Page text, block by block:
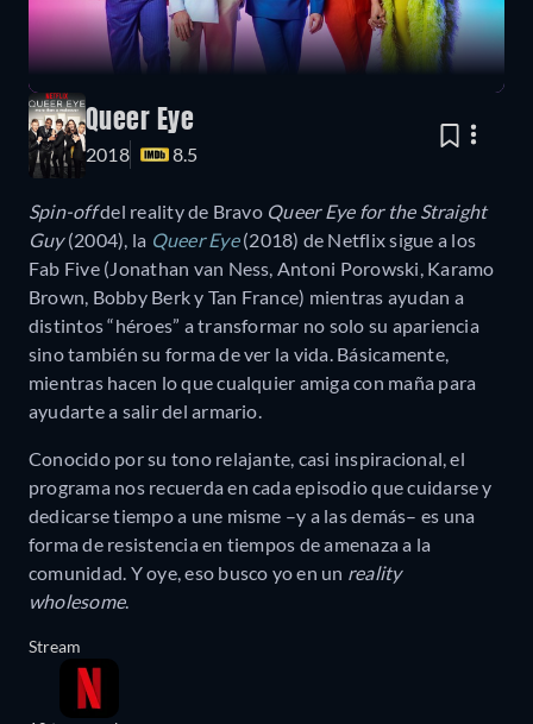
Queer Eye
2018 8.5
Spin-offdel reality de Bravo Queer Eye for the Straight
Guy(2004), la Queer Eye(2018) de Netflix sigue a los
Fab Five (Jonathan van Ness, Antoni Porowski, Karamo
Brown, Bobby Berk y Tan France) mientras ayudan a
distintos “héroes” a transformar no solo su apariencia
sino también su forma de ver la vida. Básicamente,
mientras hacen lo que cualquier amiga con maña para
ayudarte a salir del armario.
Conocido por su tono relajante, casi inspiracional, el
programa nos recuerda en cada episodio que cuidarse y
dedicarse tiempo a une misme –y a las demás– es una
forma de resistencia en tiempos de amenaza a la
comunidad. Y oye, eso busco yo en un reality
wholesome.
Stream